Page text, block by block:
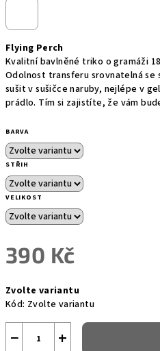
Flying Perch
Kvalitní bavlněné triko o gramáži
Odolnost transferu srovnatelná
sušit v sušičce naruby, nejlépe v
prádlo. Tím si zajistíte, že vám
BARVA
STŘIH
VELIKOST
390 Kč
cena:
Zvolte variantu
Kód: Zvolte variantu
+
−